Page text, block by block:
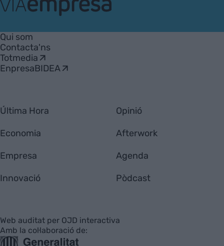
Empresa
Qui som
Contacta'ns
Totmedia
EnpresaBIDEA
Última Hora
Economia
Empresa
Innovació
Opinió
Afterwork
Agenda
Pòdcast
Web auditat per OJD interactiva
Amb la col·laboració de: